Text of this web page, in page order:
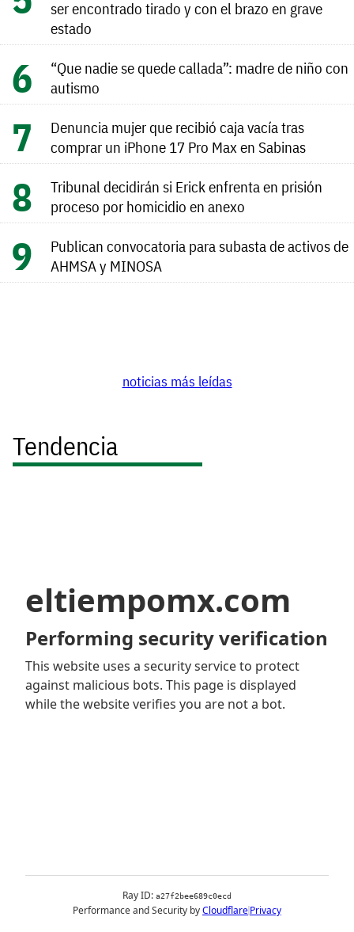
ser encontrado tirado y con el brazo en grave
estado
“Que nadie se quede callada”: madre de niño con
autismo
Denuncia mujer que recibió caja vacía tras
comprar un iPhone 17 Pro Max en Sabinas
Tribunal decidirán si Erick enfrenta en prisión
proceso por homicidio en anexo
Publican convocatoria para subasta de activos de
AHMSA y MINOSA
noticias más leídas
Tendencia